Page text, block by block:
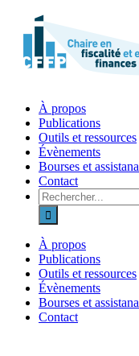
À propos
Publications
Outils et ressources
Évènements
Bourses et
Contact
Recherche
sur
le
site
:
À propos
Publications
Outils et ressources
Évènements
Bourses et
Contact